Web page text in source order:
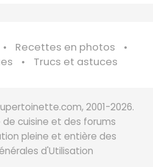
Recettes en photos
Trucs et astuces
2001-2026.
cuisine et des forums
pleine et entière des
d'Utilisation